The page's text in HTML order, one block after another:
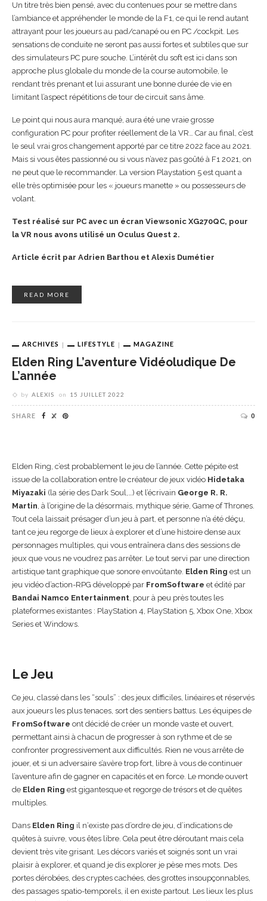
Un titre très bien pensé, avec du contenues pour se mettre dans
l’ambiance et appréhender le monde de la F1, ce qui le rend autant
attrayant pour les joueurs au pad/canapé ou en PC /cockpit. Les
sensations de conduite ne seront pas aussi fortes et subtiles que sur
des simulateurs PC pure souche. L’intérêt du soft est ici dans son
approche plus globale du monde de la course automobile, le
rendant très prenant et lui assurant une bonne durée de vie en
limitant l’aspect répétitions de tour de circuit sans âme.
Le point qui nous aura manqué, aura été une vraie grosse
configuration PC pour profiter réellement de la VR… Car au final, c’est
le seul vrai gros changement apporté par ce titre 2022 face au 2021.
Mais si vous êtes passionné ou si vous n’avez pas goûté à F1 2021, on
ne peut que le recommander. La version Playstation 5 est quant a
elle très optimisée pour les « joueurs manette » ou possesseurs de
volant.
Test réalisé sur PC avec un écran Viewsonic XG270QC, pour
la VR nous avons utilisé un Oculus Quest 2.
Article écrit par Adrien Barthou et Alexis Dumétier
READ MORE
ARCHIVES LIFESTYLE MAGAZINE
Elden Ring L’aventure Vidéoludique De
L’année
by ALEXIS on 15 JUILLET 2022
SHARE 0
Elden Ring, c’est probablement le jeu de l’année. Cette pépite est
issue de la collaboration entre le créateur de jeux vidéo Hidetaka
Miyazaki (la série des Dark Soul,…) et l’écrivain George R. R.
Martin , à l’origine de la désormais, mythique série, Game of Thrones.
Tout cela laissait présager d’un jeu à part, et personne n’a été déçu,
tant ce jeu regorge de lieux à explorer et d’une histoire dense aux
personnages multiples, qui vous entraînera dans des sessions de
jeux que vous ne voudrez pas arrêter. Le tout servi par une direction
artistique tant graphique que sonore envoûtante. Elden Ring est un
jeu vidéo d’action-RPG développé par FromSoftware et édité par
Bandai Namco Entertainment , pour à peu près toutes les
plateformes existantes : PlayStation 4, PlayStation 5, Xbox One, Xbox
Series et Windows.
Le Jeu
Ce jeu, classé dans les “souls” : des jeux difficiles, linéaires et réservés
aux joueurs les plus tenaces, sort des sentiers battus. Les équipes de
FromSoftware ont décidé de créer un monde vaste et ouvert,
permettant ainsi à chacun de progresser à son rythme et de se
confronter progressivement aux difficultés. Rien ne vous arrête de
jouer, et si un adversaire s’avère trop fort, libre à vous de continuer
l’aventure afin de gagner en capacités et en force. Le monde ouvert
de Elden Ring est gigantesque et regorge de trésors et de quêtes
multiples.
Dans Elden Ring il n‘existe pas d’ordre de jeu, d’indications de
quêtes à suivre, vous êtes libre. Cela peut être déroutant mais cela
devient très vite grisant. Les décors variés et soignés sont un vrai
plaisir à explorer, et quand je dis explorer je pèse mes mots. Des
portes dérobées, des cryptes cachées, des grottes insoupçonnables,
des passages spatio-temporels, il en existe partout. Les lieux les plus